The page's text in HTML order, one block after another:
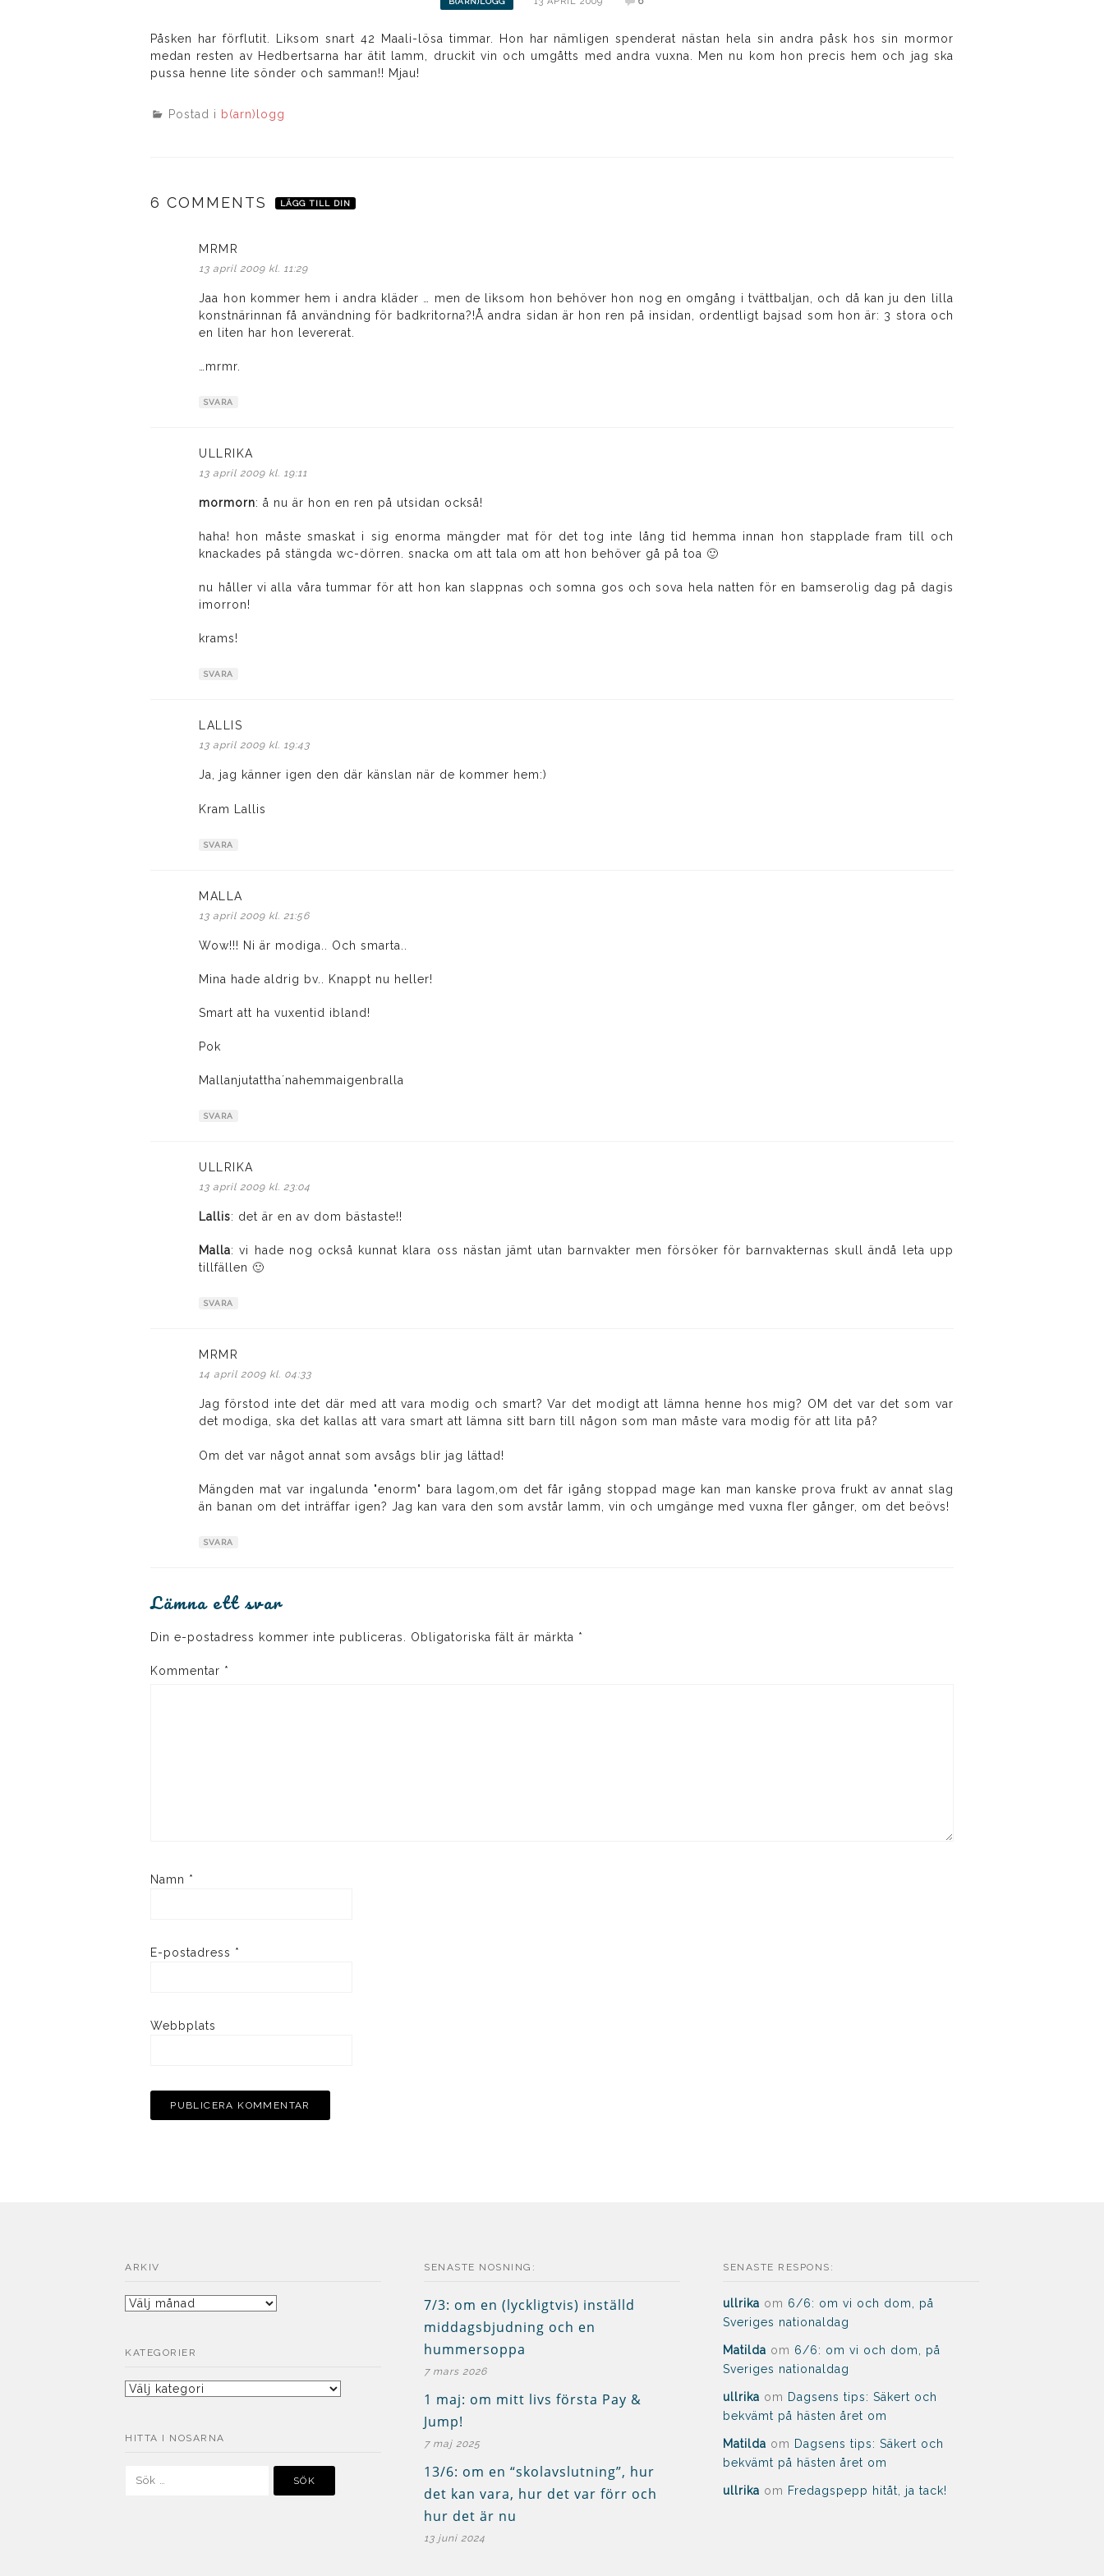
Påsken har förflutit. Liksom snart 42 Maali-lösa timmar. Hon har nämligen spenderat nästan hela sin andra påsk hos sin mormor
medan resten av Hedbertsarna har ätit lamm, druckit vin och umgåtts med andra vuxna. Men nu kom hon precis hem och jag ska
pussa henne lite sönder och samman!! Mjau!
Postad i b(arn)logg
6 COMMENTS LÄGG TILL DIN
MRMR
13 april 2009 kl. 11:29
Jaa hon kommer hem i andra kläder … men de liksom hon behöver hon nog en omgång i tvättbaljan, och då kan ju den lilla
konstnärinnan få användning för badkritorna?!Å andra sidan är hon ren på insidan, ordentligt bajsad som hon är: 3 stora och
en liten har hon levererat.
…mrmr.
SVARA
ULLRIKA
13 april 2009 kl. 19:11
mormorn: å nu är hon en ren på utsidan också!
haha! hon måste smaskat i sig enorma mängder mat för det tog inte lång tid hemma innan hon stapplade fram till och
knackades på stängda wc-dörren. snacka om att tala om att hon behöver gå på toa 🙂
nu håller vi alla våra tummar för att hon kan slappnas och somna gos och sova hela natten för en bamserolig dag på dagis
imorron!
krams!
SVARA
LALLIS
13 april 2009 kl. 19:43
Ja, jag känner igen den där känslan när de kommer hem:)
Kram Lallis
SVARA
MALLA
13 april 2009 kl. 21:56
Wow!!! Ni är modiga.. Och smarta..
Mina hade aldrig bv.. Knappt nu heller!
Smart att ha vuxentid ibland!
Pok
Mallanjutattha´nahemmaigenbralla
SVARA
ULLRIKA
13 april 2009 kl. 23:04
Lallis: det är en av dom bästaste!!
Malla: vi hade nog också kunnat klara oss nästan jämt utan barnvakter men försöker för barnvakternas skull ändå leta upp
tillfällen 🙂
SVARA
MRMR
14 april 2009 kl. 04:33
Jag förstod inte det där med att vara modig och smart? Var det modigt att lämna henne hos mig? OM det var det som var
det modiga, ska det kallas att vara smart att lämna sitt barn till någon som man måste vara modig för att lita på?
Om det var något annat som avsågs blir jag lättad!
Mängden mat var ingalunda "enorm" bara lagom,om det får igång stoppad mage kan man kanske prova frukt av annat slag
än banan om det inträffar igen? Jag kan vara den som avstår lamm, vin och umgänge med vuxna fler gånger, om det beövs!
SVARA
Lämna ett svar
Din e-postadress kommer inte publiceras. Obligatoriska fält är märkta *
Kommentar *
Namn *
E-postadress *
Webbplats
ARKIV
Arkiv
KATEGORIER
Kategorier
HITTA I NOSARNA
Sök
SENASTE NOSNING:
7/3: om en (lyckligtvis) inställd
middagsbjudning och en
hummersoppa
7 mars 2026
1 maj: om mitt livs första Pay &
Jump!
7 maj 2025
13/6: om en “skolavslutning”, hur
det kan vara, hur det var förr och
hur det är nu
13 juni 2024
SENASTE RESPONS:
ullrika om 6/6: om vi och dom, på
Sveriges nationaldag
Matilda om 6/6: om vi och dom, på
Sveriges nationaldag
ullrika om Dagsens tips: Säkert och
bekvämt på hästen året om
Matilda om Dagsens tips: Säkert och
bekvämt på hästen året om
ullrika om Fredagspepp hitåt, ja tack!